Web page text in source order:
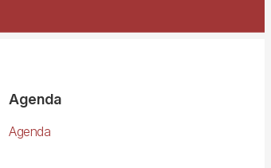
Agenda
Agenda